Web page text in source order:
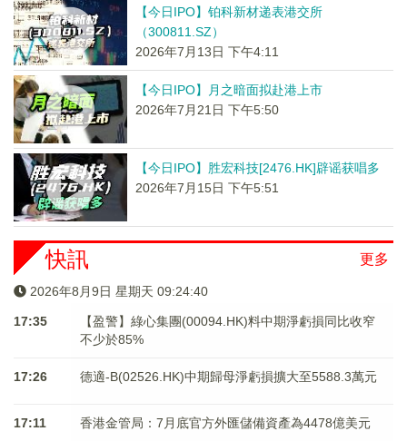
【今日IPO】铂科新材递表港交所
（300811.SZ）
2026年7月13日 下午4:11
【今日IPO】月之暗面拟赴港上市
2026年7月21日 下午5:50
【今日IPO】胜宏科技[2476.HK]辟谣获唱多
2026年7月15日 下午5:51
更多
快訊
2026年8月9日 星期天 09:24:41
17:35
【盈警】綠心集團(00094.HK)料中期淨虧損同比收窄
不少於85%
17:26 德適-B(02526.HK)中期歸母淨虧損擴大至5588.3萬元
17:11 香港金管局：7月底官方外匯儲備資產為4478億美元